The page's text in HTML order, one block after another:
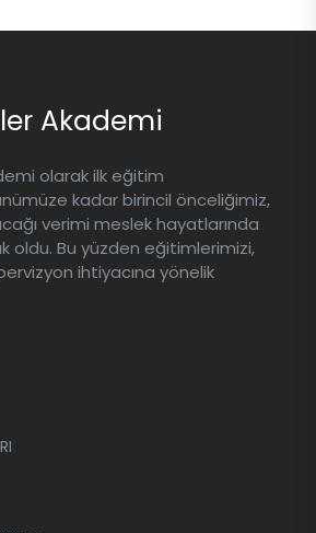
sistemimiz üzerinden sizinle
izlenebilir.
Akademi
olarak ilk eğitim
kadar birincil önceliğimiz,
verimi meslek hayatlarında
oldu. Bu yüzden eğitimlerimizi,
ihtiyacına yönelik